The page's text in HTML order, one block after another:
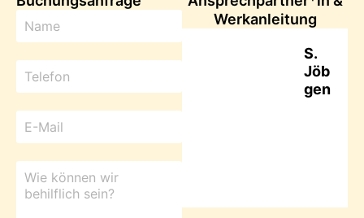
Werkanleitung
S.
Jöb
gen